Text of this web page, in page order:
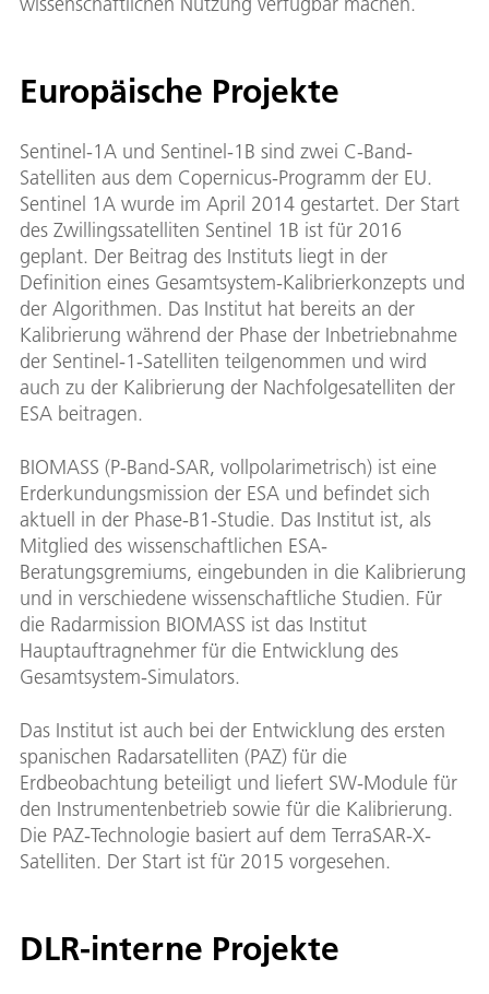
Europäische Projekte
Sentinel-1A und Sentinel-1B sind zwei C-Band-
Satelliten aus dem Copernicus-Programm der EU.
Sentinel 1A wurde im April 2014 gestartet. Der Start
des Zwillingssatelliten Sentinel 1B ist für 2016
geplant. Der Beitrag des Instituts liegt in der
Definition eines Gesamtsystem-Kalibrierkonzepts und
der Algorithmen. Das Institut hat bereits an der
Kalibrierung während der Phase der Inbetriebnahme
der Sentinel-1-Satelliten teilgenommen und wird
auch zu der Kalibrierung der Nachfolgesatelliten der
ESA beitragen.
BIOMASS (P-Band-SAR, vollpolarimetrisch) ist eine
Erderkundungsmission der ESA und befindet sich
aktuell in der Phase-B1-Studie. Das Institut ist, als
Mitglied des wissenschaftlichen ESA-
Beratungsgremiums, eingebunden in die Kalibrierung
und in verschiedene wissenschaftliche Studien. Für
die Radarmission BIOMASS ist das Institut
Hauptauftragnehmer für die Entwicklung des
Gesamtsystem-Simulators.
Das Institut ist auch bei der Entwicklung des ersten
spanischen Radarsatelliten (PAZ) für die
Erdbeobachtung beteiligt und liefert SW-Module für
den Instrumentenbetrieb sowie für die Kalibrierung.
Die PAZ-Technologie basiert auf dem TerraSAR-X-
Satelliten. Der Start ist für 2015 vorgesehen.
DLR-interne Projekte